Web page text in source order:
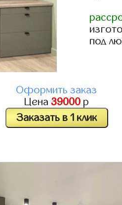
под
Оформить заказ
Цена 39000 р
Заказать в 1 клик